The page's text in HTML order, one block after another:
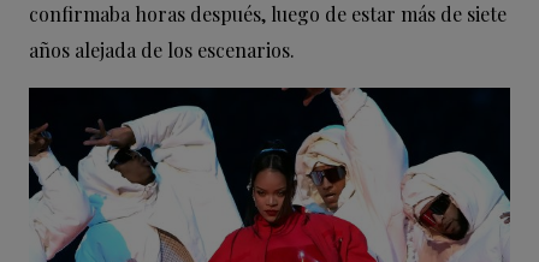
confirmaba horas después, luego de estar más de siete
años alejada de los escenarios.